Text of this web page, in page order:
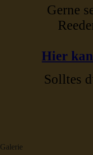
Gerne
Hier
Solltes
Galerie